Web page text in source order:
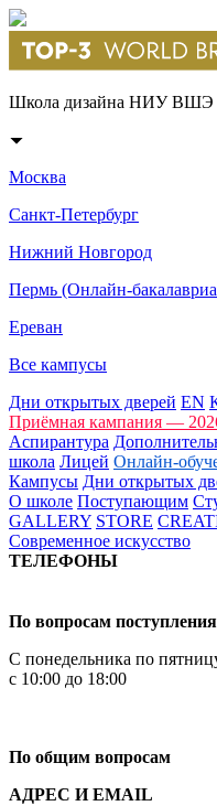
Школа дизайна НИУ ВШЭ
Москва
Санкт-Петербург
Нижний Новгород
Пермь (Онлайн-
Ереван
Все кампусы
Дни открытых дверей EN
Приёмная кампания —
Аспирантура
школа Лицей Онлайн-
Кампусы Дни открытых
О школе Поступающим
GALLERY STORE
Современное искусство
ТЕЛЕФОНЫ
По вопросам поступления
С понедельника по
с 10:00 до 18:00
По общим вопросам
АДРЕС И EMAIL